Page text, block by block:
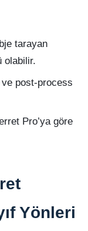
tarayan
olabilir.
post-process
Pro’ya göre
Yönleri